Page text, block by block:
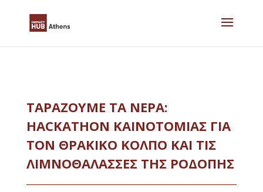
ΤΑΡΆΖΟΥΜΕ ΤΑ ΝΕΡΆ:
HACKATHON ΚΑΙΝΟΤΟΜΊΑΣ ΓΙΑ
ΤΟΝ ΘΡΑΚΙΚΌ ΚΌΛΠΟ ΚΑΙ ΤΙΣ
ΛΙΜΝΟΘΆΛΑΣΣΕΣ ΤΗΣ ΡΟΔΌΠΗΣ